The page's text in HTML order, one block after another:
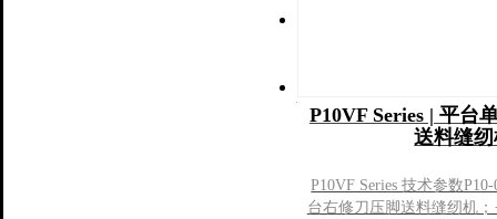
P10VF Series | 平台
送料缝
P10VF Series 技术参数
台右修刀压脚送料缝纫机；